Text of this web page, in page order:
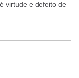
virtude e defeito de